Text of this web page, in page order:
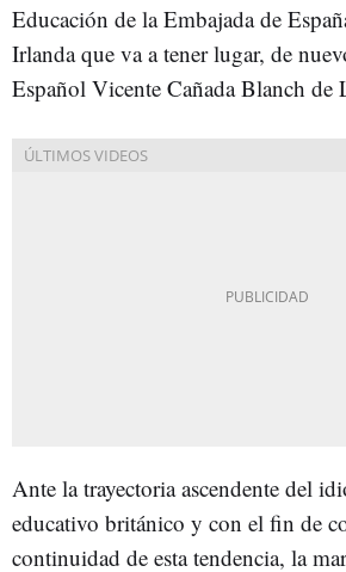
Educación de la Embajada de
Irlanda que va a tener lugar, de
Español Vicente Cañada Blanch de
Ante la trayectoria ascendente del
educativo británico y con el fin de
continuidad de esta tendencia, la